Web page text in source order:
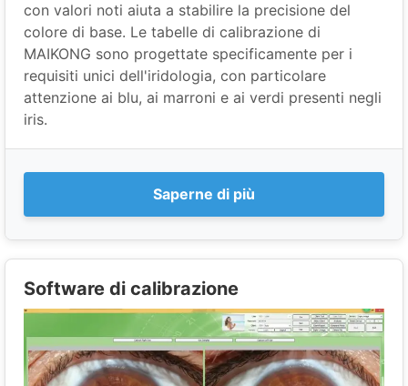
con valori noti aiuta a stabilire la precisione del
colore di base. Le tabelle di calibrazione di
MAIKONG sono progettate specificamente per i
requisiti unici dell'iridologia, con particolare
attenzione ai blu, ai marroni e ai verdi presenti negli
iris.
Saperne di più
Software di calibrazione